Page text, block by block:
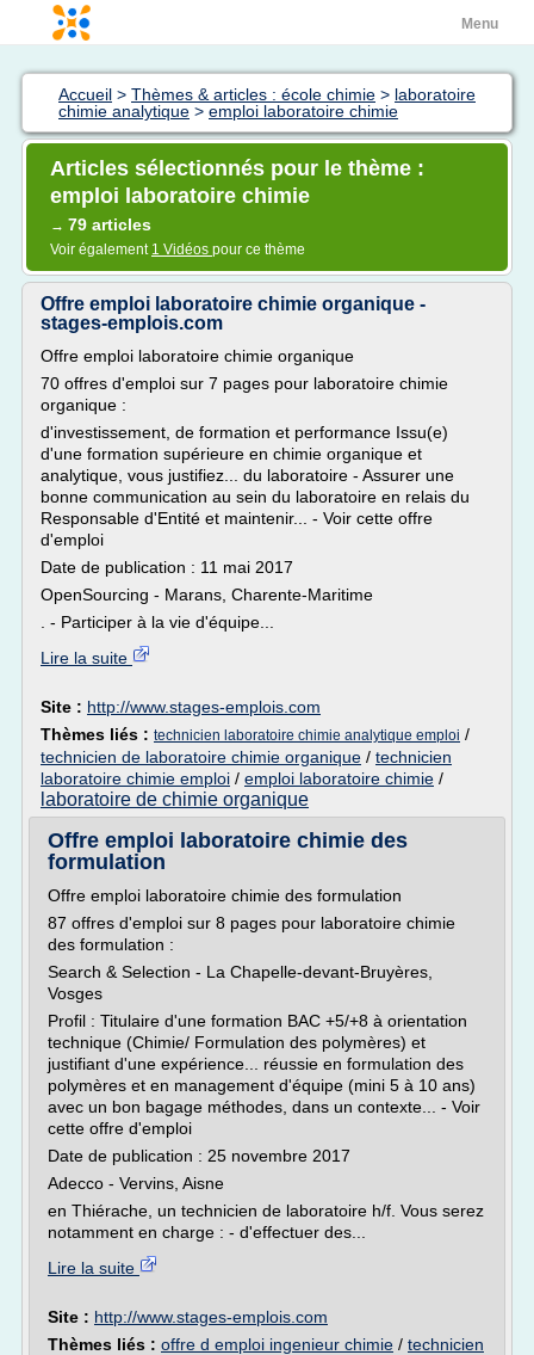
Menu
Accueil > Thèmes & articles : école chimie > laboratoire
chimie analytique > emploi laboratoire chimie
Articles sélectionnés pour le thème :
emploi laboratoire chimie
→ 79 articles
Voir également 1 Vidéos pour ce thème
Offre emploi laboratoire chimie organique -
stages-emplois.com
Offre emploi laboratoire chimie organique
70 offres d'emploi sur 7 pages pour laboratoire chimie
organique :
d'investissement, de formation et performance Issu(e)
d'une formation supérieure en chimie organique et
analytique, vous justifiez... du laboratoire - Assurer une
bonne communication au sein du laboratoire en relais du
Responsable d'Entité et maintenir... - Voir cette offre
d'emploi
Date de publication : 11 mai 2017
OpenSourcing - Marans, Charente-Maritime
. - Participer à la vie d'équipe...
Lire la suite
Site : http://www.stages-emplois.com
Thèmes liés : technicien laboratoire chimie analytique emploi /
technicien de laboratoire chimie organique / technicien
laboratoire chimie emploi / emploi laboratoire chimie /
laboratoire de chimie organique
Offre emploi laboratoire chimie des
formulation
Offre emploi laboratoire chimie des formulation
87 offres d'emploi sur 8 pages pour laboratoire chimie
des formulation :
Search & Selection - La Chapelle-devant-Bruyères,
Vosges
Profil : Titulaire d'une formation BAC +5/+8 à orientation
technique (Chimie/ Formulation des polymères) et
justifiant d'une expérience... réussie en formulation des
polymères et en management d'équipe (mini 5 à 10 ans)
avec un bon bagage méthodes, dans un contexte... - Voir
cette offre d'emploi
Date de publication : 25 novembre 2017
Adecco - Vervins, Aisne
en Thiérache, un technicien de laboratoire h/f. Vous serez
notamment en charge : - d'effectuer des...
Lire la suite
Site : http://www.stages-emplois.com
Thèmes liés : offre d emploi ingenieur chimie / technicien